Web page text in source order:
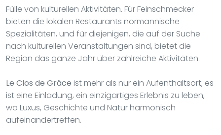
Fülle von kulturellen Aktivitäten. Für Feinschmecker
bieten die lokalen Restaurants normannische
Spezialitäten, und für diejenigen, die auf der Suche
nach kulturellen Veranstaltungen sind, bietet die
Region das ganze Jahr über zahlreiche Aktivitäten.
Le Clos de Grâce ist mehr als nur ein Aufenthaltsort; es
ist eine Einladung, ein einzigartiges Erlebnis zu leben,
wo Luxus, Geschichte und Natur harmonisch
aufeinandertreffen.